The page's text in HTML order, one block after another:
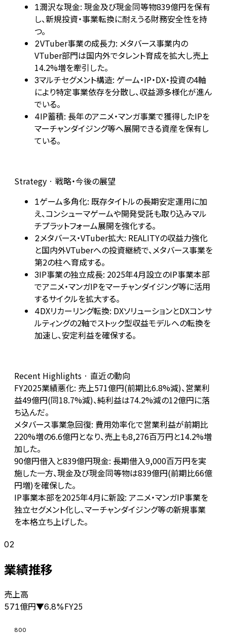
1潤沢な現金: 現金及び現金同等物839億円を保有
し、新規投資・事業転換に耐えうる財務安全性を持
つ。
2VTuber事業の成長力: メタバース事業内の
VTuber部門は国内外でタレント育成を拡大し売上
14.2%増を牽引した。
3マルチセグメント構造: ゲーム・IP・DX・投資の4軸
により特定事業依存を分散し、収益源多様化が進ん
でいる。
4IP蓄積: 長年のアニメ・マンガ事業で獲得したIPを
マーチャンダイジング等へ展開できる資産を保有し
ている。
Strategy · 戦略・今後の展望
1ゲーム多角化: 既存タイトルの長期安定運用に加
え、コンシューマゲームや開発受託も取り込みマル
チプラットフォーム展開を強化する。
2メタバース・VTuber拡大: REALITYの収益力強化
と国内外VTuberへの投資継続で、メタバース事業を
第2の柱へ育成する。
3IP事業の独立成長: 2025年4月設立のIP事業本部
でアニメ・マンガIPをマーチャンダイジング等に活用
するサイクルを拡大する。
4DXリカーリング転換: DXソリューションとDXコンサ
ルティングの2軸でストック型収益モデルへの転換を
加速し、安定利益を確保する。
Recent Highlights · 直近の動向
FY2025業績悪化: 売上571億円(前期比6.8%減)、営業利
益49億円(同18.7%減)、純利益は74.2%減の12億円に落
ち込んだ。
メタバース事業急回復: 費用効率化で営業利益が前期比
220%増の6.6億円となり、売上も8,276百万円と14.2%増
加した。
90億円借入と839億円現金: 長期借入9,000百万円を実
施した一方、現金及び現金同等物は839億円(前期比66億
円増)を確保した。
IP事業本部を2025年4月に新設: アニメ・マンガIP事業を
独立セグメント化し、マーチャンダイジング等の新規事業
を本格立ち上げした。
02
業績推移
売上高
571億円▼6.8%FY25
800